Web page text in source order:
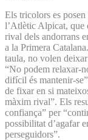
Els tricolors es
l’Atlètic Alpicat, que
rival dels andorrans
a la Primera
taula, no volen
“No podem relaxar-
difícil és mantenir-
de fixar en si
màxim rival”. Els
confiança” per
possibilitat d’agafar
perseguidors”.